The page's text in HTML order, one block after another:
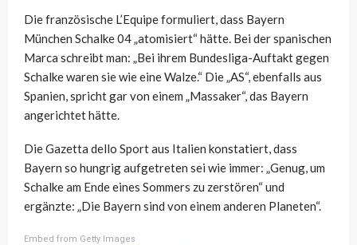
Die französische L’Equipe formuliert, dass Bayern
München Schalke 04 „atomisiert“ hätte. Bei der spanischen
Marca schreibt man: „Bei ihrem Bundesliga-Auftakt gegen
Schalke waren sie wie eine Walze.“ Die „AS“, ebenfalls aus
Spanien, spricht gar von einem „Massaker“, das Bayern
angerichtet hätte.
Die Gazetta dello Sport aus Italien konstatiert, dass
Bayern so hungrig aufgetreten sei wie immer: „Genug, um
Schalke am Ende eines Sommers zu zerstören“ und
ergänzte: „Die Bayern sind von einem anderen Planeten“.
Embed from Getty Images